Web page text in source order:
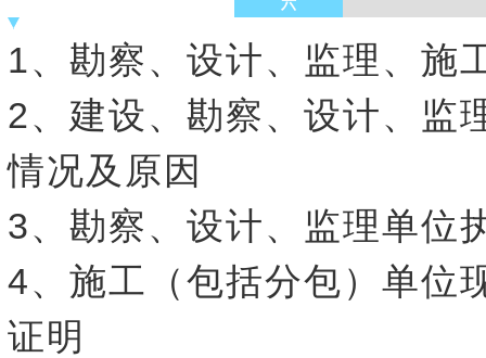
1、勘察、设计、监理、施
2、建设、勘察、设计、监
情况及原因
3、勘察、设计、监理单位
4、施工（包括分包）单位
证明